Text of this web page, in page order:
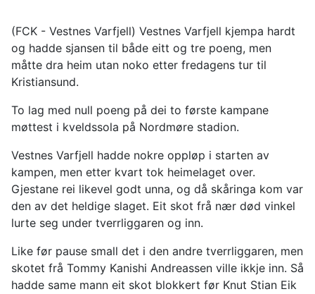
(FCK - Vestnes Varfjell) Vestnes Varfjell kjempa hardt
og hadde sjansen til både eitt og tre poeng, men
måtte dra heim utan noko etter fredagens tur til
Kristiansund.
To lag med null poeng på dei to første kampane
møttest i kveldssola på Nordmøre stadion.
Vestnes Varfjell hadde nokre oppløp i starten av
kampen, men etter kvart tok heimelaget over.
Gjestane rei likevel godt unna, og då skåringa kom var
den av det heldige slaget. Eit skot frå nær død vinkel
lurte seg under tverrliggaren og inn.
Like før pause small det i den andre tverrliggaren, men
skotet frå Tommy Kanishi Andreassen ville ikkje inn. Så
hadde same mann eit skot blokkert før Knut Stian Eik